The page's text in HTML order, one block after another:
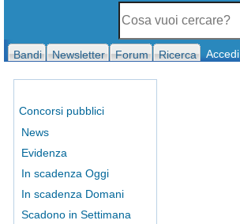
Bandi Newsletter Forum Ricerca Accedi
Concorsi pubblici
News
Evidenza
In scadenza Oggi
In scadenza Domani
Scadono in Settimana